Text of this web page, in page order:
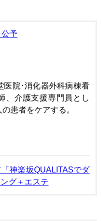
医院･消化器外科病棟看
、介護支援専門員とし
患者をケアする。
神楽坂QUALITASでダ
グ＋エステ